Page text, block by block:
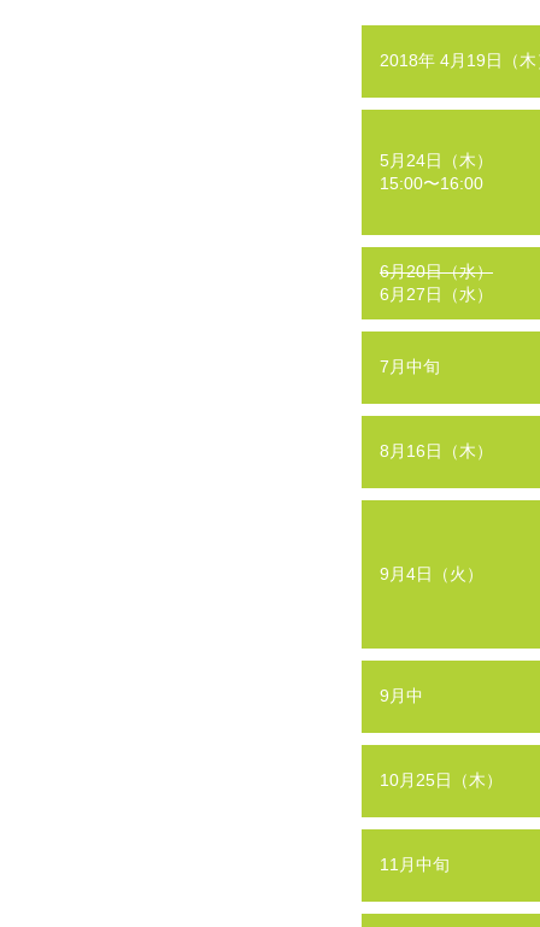
2018年 4月19日（木
5月24日（木）
15:00〜16:00
6月20日（水）
6月27日（水）
7月中旬
8月16日（木）
9月4日（火）
9月中
10月25日（木）
11月中旬